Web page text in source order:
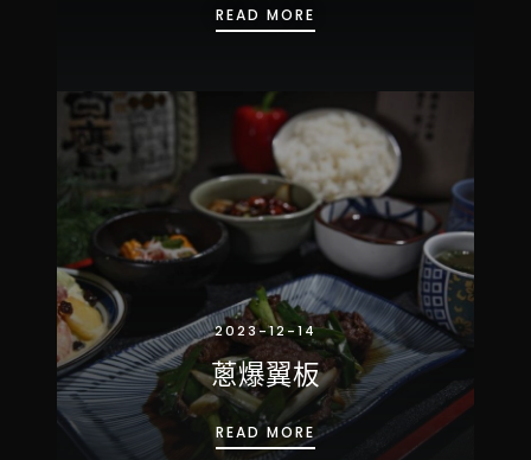
READ MORE
2023-12-14
蔥爆翼板
READ MORE 蔥爆翼板